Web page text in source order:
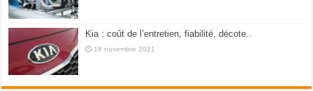
Kia : coût de l’entretien, fiabilité, décote..
18 novembre 2021